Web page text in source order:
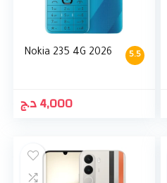
5.5
Nokia 235 4G 2026
4,000د.ج